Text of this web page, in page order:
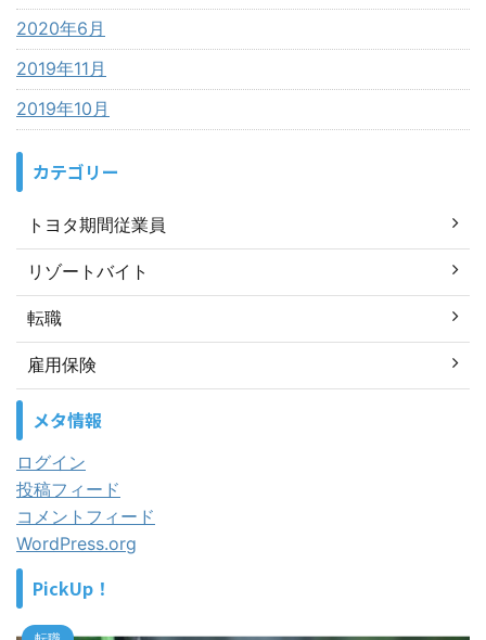
2020年6月
2019年11月
2019年10月
カテゴリー
トヨタ期間従業員
リゾートバイト
転職
雇用保険
メタ情報
ログイン
投稿フィード
コメントフィード
WordPress.org
PickUp！